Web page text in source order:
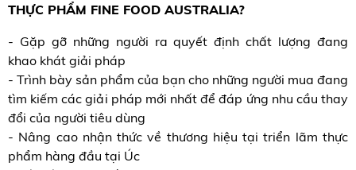
THỰC PHẨM FINE FOOD AUSTRALIA?
- Gặp gỡ những người ra quyết định chất lượng đang
khao khát giải pháp
- Trình bày sản phẩm của bạn cho những người mua đang
tìm kiếm các giải pháp mới nhất để đáp ứng nhu cầu thay
đổi của người tiêu dùng
- Nâng cao nhận thức về thương hiệu tại triển lãm thực
phẩm hàng đầu tại Úc